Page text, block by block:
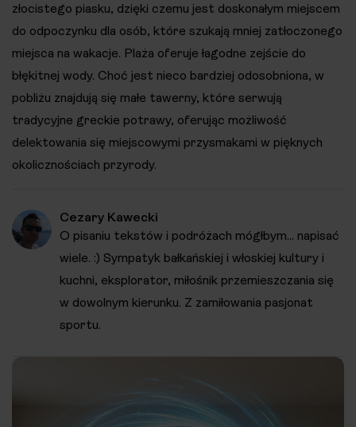
złocistego piasku, dzięki czemu jest doskonałym miejscem
do odpoczynku dla osób, które szukają mniej zatłoczonego
miejsca na wakacje. Plaża oferuje łagodne zejście do
błękitnej wody. Choć jest nieco bardziej odosobniona, w
pobliżu znajdują się małe tawerny, które serwują
tradycyjne greckie potrawy, oferując możliwość
delektowania się miejscowymi przysmakami w pięknych
okolicznościach przyrody.
Cezary Kawecki
O pisaniu tekstów i podróżach mógłbym... napisać
wiele. :) Sympatyk bałkańskiej i włoskiej kultury i
kuchni, eksplorator, miłośnik przemieszczania się
w dowolnym kierunku. Z zamiłowania pasjonat
sportu.